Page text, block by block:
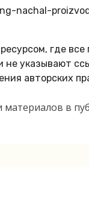
nachal-
где
не указывают
авторских
в